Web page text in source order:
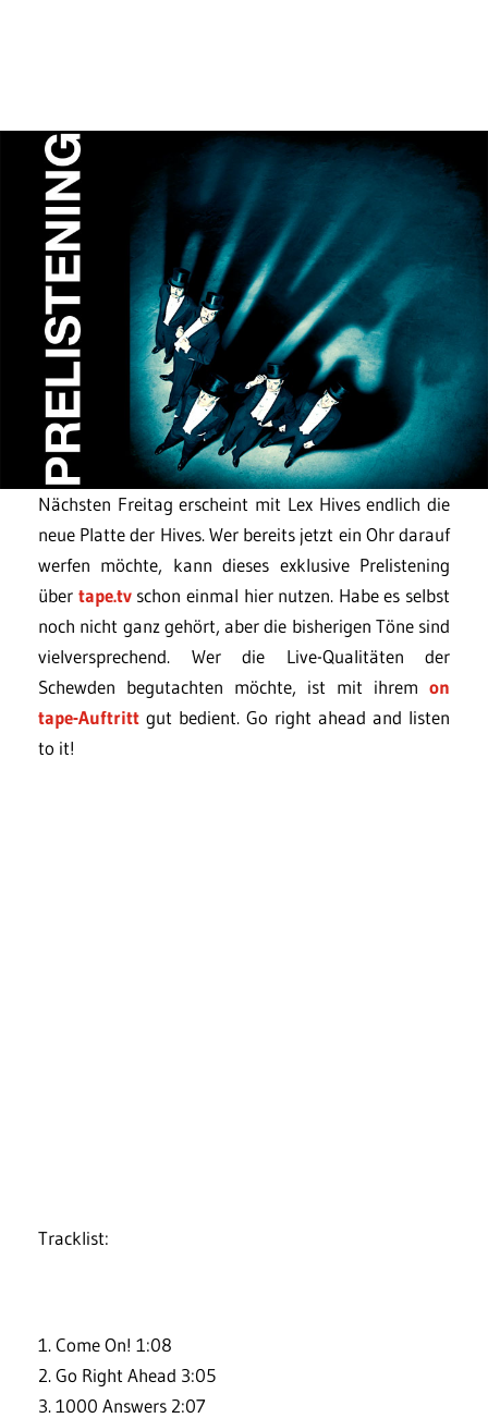
Nächsten Freitag erscheint mit Lex Hives endlich die
neue Platte der Hives. Wer bereits jetzt ein Ohr darauf
werfen möchte, kann dieses exklusive Prelistening
über tape.tvschon einmal hier nutzen. Habe es selbst
noch nicht ganz gehört, aber die bisherigen Töne sind
vielversprechend. Wer die Live-Qualitäten der
Schewden begutachten möchte, ist mit ihrem on
tape-Auftritt gut bedient. Go right ahead and listen
to it!
Tracklist:
1. Come On! 1:08
2. Go Right Ahead 3:05
3. 1000 Answers 2:07